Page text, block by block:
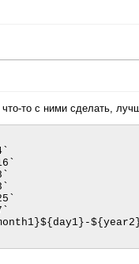
то с ними сделать,